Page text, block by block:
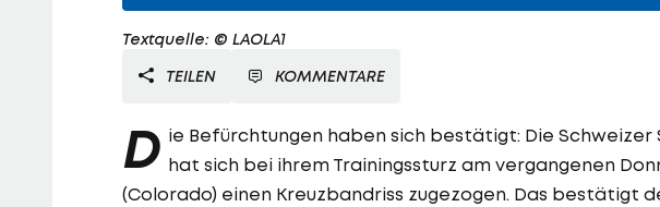
Textquelle: © LAOLA1
TEILEN
KOMMENTARE
D ie Befürchtungen haben sich bestätigt: Die Schweizer
hat sich bei ihrem Trainingssturz am vergangenen
(Colorado) einen Kreuzbandriss zugezogen. Das bestätigt